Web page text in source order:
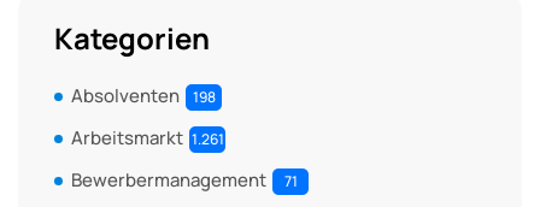
Kategorien
Absolventen 198
Arbeitsmarkt 1.261
Bewerbermanagement 71